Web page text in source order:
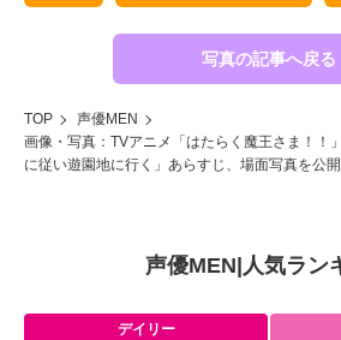
写真の記事へ戻る
TOP
声優MEN
画像・写真：TVアニメ「はたらく魔王さま！！
に従い遊園地に⾏く」あらすじ、場⾯写真を公
声優MEN 人気ラン
デイリー